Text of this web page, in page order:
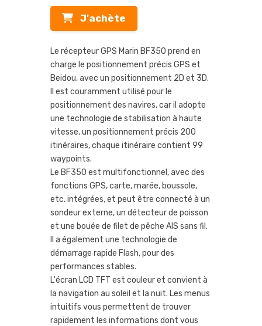
J'achète
Le récepteur GPS Marin BF350 prend en
charge le positionnement précis GPS et
Beidou, avec un positionnement 2D et 3D.
Il est couramment utilisé pour le
positionnement des navires, car il adopte
une technologie de stabilisation à haute
vitesse, un positionnement précis 200
itinéraires, chaque itinéraire contient 99
waypoints.
Le BF350 est multifonctionnel, avec des
fonctions GPS, carte, marée, boussole,
etc. intégrées, et peut être connecté à un
sondeur externe, un détecteur de poisson
et une bouée de filet de pêche AIS sans fil.
Il a également une technologie de
démarrage rapide Flash, pour des
performances stables.
L'écran LCD TFT est couleur et convient à
la navigation au soleil et la nuit. Les menus
intuitifs vous permettent de trouver
rapidement les informations dont vous